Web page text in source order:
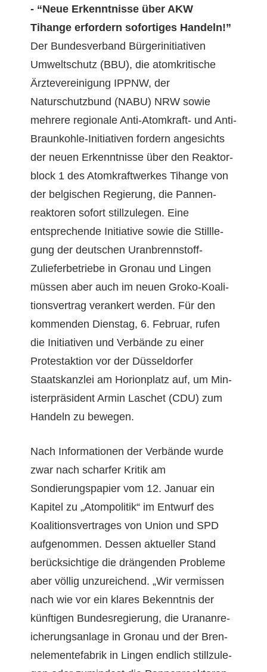
- “Neue Erken­nt­nisse über AKW
Tihange erfordern sofor­tiges Handeln!”
Der Bun­desver­band Bürg­erini­tia­tiv­en
Umweltschutz (BBU), die atom­kri­tis­che
Ärztev­ere­ini­gung IPPNW, der
Naturschutzbund (NABU) NRW sowie
mehrere regionale Anti-Atom­kraft- und Anti-
Braunkohle-Ini­tia­tiv­en fordern angesichts
der neuen Erken­nt­nisse über den Reak­tor­
block 1 des Atom­kraftwerkes Tihange von
der bel­gis­chen Regierung, die Pan­nen­
reak­toren sofort stil­lzule­gen. Eine
entsprechende Ini­tia­tive sowie die Stil­l­le­
gung der deutschen Uran­brennstoff-
Zuliefer­be­triebe in Gronau und Lin­gen
müssen aber auch im neuen Groko-Koali­
tionsver­trag ver­ankert wer­den. Für den
kom­menden Dien­stag, 6. Feb­ru­ar, rufen
die Ini­tia­tiv­en und Ver­bände zu ein­er
Protes­tak­tion vor der Düs­sel­dor­fer
Staatskan­zlei am Hori­on­platz auf, um Min­
is­ter­präsi­dent Armin Laschet (CDU) zum
Han­deln zu bewegen.
Nach Infor­ma­tio­nen der Ver­bände wurde
zwar nach schar­fer Kri­tik am
Sondierungspa­pi­er vom 12. Jan­u­ar ein
Kapi­tel zu „Atom­poli­tik“ im Entwurf des
Koali­tionsver­trages von Union und SPD
aufgenom­men. Dessen aktueller Stand
berück­sichtige die drän­gen­den Prob­leme
aber völ­lig unzure­ichend. „Wir ver­mis­sen
nach wie vor ein klares Beken­nt­nis der
kün­fti­gen Bun­desregierung, die Uranan­re­
icherungsan­lage in Gronau und der Bren­
nele­mente­fab­rik in Lin­gen endlich stil­lzule­